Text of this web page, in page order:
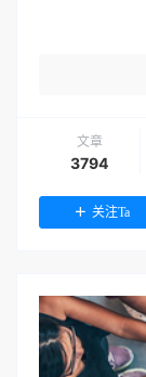
文章
3794
关注Ta